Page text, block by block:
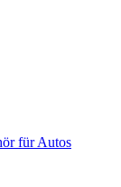
für Autos